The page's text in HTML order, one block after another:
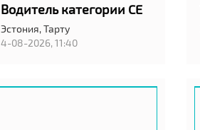
Водитель категории CE
Эстония,Тарту
4-08-2026, 11:40